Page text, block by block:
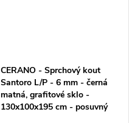
CERANO - Sprchový kout
Santoro L/P - 6 mm - černá
matná, grafitové sklo -
130x100x195 cm - posuvný